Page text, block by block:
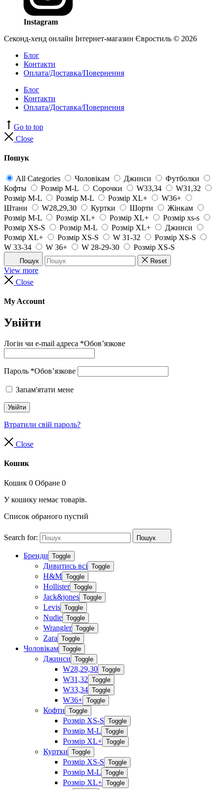
Instagram
Секонд-хенд онлайн Інтернет-магазин Євростиль © 2026
Блог
Контакти
Оплата/Доставка/Повернення
Блог
Контакти
Оплата/Доставка/Повернення
Go to top
Close
Пошук
All Categories Чоловікам Джинси
Футболки
Кофты
Розмір M-L Сорочки W33,34
W31,32
Розмір M-L
Розмір M-L Розмір XL+
W36+
Штани
W28,29,30 Куртки Шорти
Жінкам
Розмір M-L
Розмір XL+ Розмір XL+
Розмір xs-s
Розмір XS-S
Розмір M-L Розмір XL+
Джинси
Розмір XL+
Розмір XS-S W 31-32
Розмір XS-S
W 33-34
W 36+ W 28-29-30 Розмір XS-S
Пошук Reset
View more
Close
My Account
Увійти
Логін чи e-mail адреса *Обов’язкове
Пароль *Обов’язкове
Запам'ятати мене
Увійти
Втратили свій пароль?
Close
Кошик
Кошик 0 Обране 0
У кошику немає товарів.
Список обраного пустий
Search for: Пошук
Бренди Toggle
Дивитись всі Toggle
H&M Toggle
Hollister Toggle
Jack&jones Toggle
Levis Toggle
Nudie Toggle
Wrangler Toggle
Zara Toggle
Чоловікам Toggle
Джинси Toggle
W28,29,30 Toggle
W31,32 Toggle
W33,34 Toggle
W36+ Toggle
Кофти Toggle
Розмір XS-S Toggle
Розмір M-L Toggle
Розмір XL+ Toggle
Куртки Toggle
Розмір XS-S Toggle
Розмір M-L Toggle
Розмір XL+ Toggle